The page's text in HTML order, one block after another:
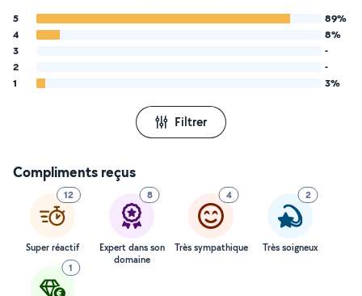
5
89%
4
8%
3
-
2
-
1
3%
Filtrer
Compliments reçus
12
Super réactif
8
Expert dans son
domaine
4
Très sympathique
2
Très soigneux
1